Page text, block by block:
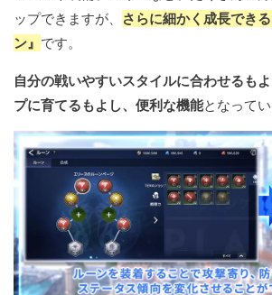
ップできますが、
さらに細かく成長でき
ン』 です。
自分の戦いやすいスタイルに合わせるも
プに育てるもよし、便利な機能となってい